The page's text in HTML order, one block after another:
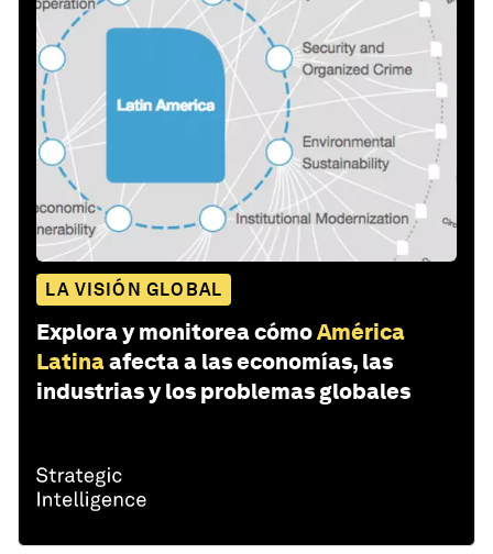
LA VISIÓN GLOBAL
Explora y monitorea cómoAmérica
Latinaafecta a las economías, las
industrias y los problemas globales